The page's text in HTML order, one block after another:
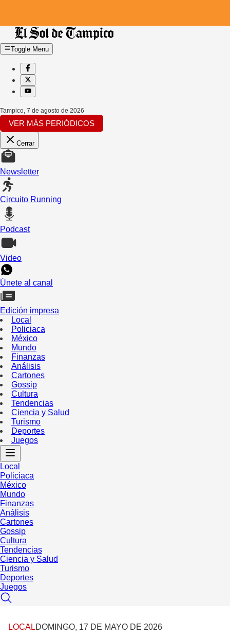
Toggle Menu
Tampico, 7 de agosto de 2026
VER MÁS PERIÓDICOS
Cerrar
Newsletter
Circuito Running
Podcast
Video
Únete al canal
Edición impresa
Local
Policiaca
México
Mundo
Finanzas
Análisis
Cartones
Gossip
Cultura
Tendencias
Ciencia y Salud
Turismo
Deportes
Juegos
Local
Policiaca
México
Mundo
Finanzas
Análisis
Cartones
Gossip
Cultura
Tendencias
Ciencia y Salud
Turismo
Deportes
Juegos
LOCALDOMINGO, 17 DE MAYO DE 2026